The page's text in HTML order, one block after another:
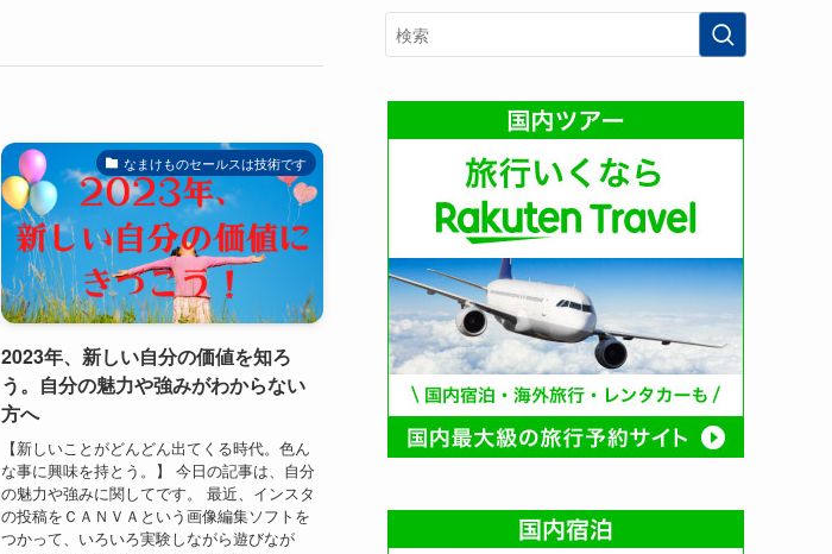
なまけものセールスは技術です
2023年、新しい自分の価値を知ろ
う。自分の魅力や強みがわからない
方へ
【新しいことがどんどん出てくる時代。色ん
な事に興味を持とう。】 今日の記事は、自分
の魅力や強みに関してです。 最近、インスタ
の投稿をＣＡＮＶＡという画像編集ソフトを
つかって、いろいろ実験しながら遊びなが